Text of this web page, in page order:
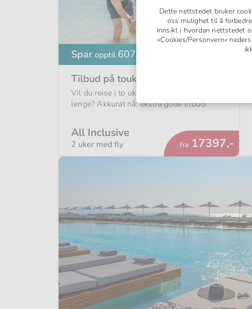
Sparopptil 6073,-
Tilbud på toukers-reiser!
Vil du reise i to uker og nyte det dobbelt så
lenge? Akkurat nå: ekstra gode tilbud!
All Inclusive
2 uker med fly fra Fra
17397,-
Dette nettstedet bruker
oss mulighet til å
innsikt i hvordan nettstedet
«Cookies/Personvern»